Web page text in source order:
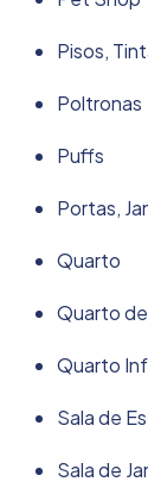
Pisos,
Poltronas
Puffs
Portas,
Quarto
Quarto
Quarto
Sala de
Sala de